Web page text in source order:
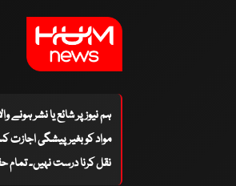
ہم نیوز پر شائع یا نشر ہونے
مواد کو بغیر پیشگی
نقل کرنا درست نہیں۔ تمام